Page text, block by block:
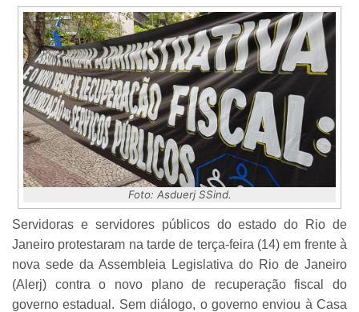
Foto: Asduerj SSind.
Servidoras e servidores públicos do estado do Rio de
Janeiro protestaram na tarde de terça-feira (14) em frente à
nova sede da Assembleia Legislativa do Rio de Janeiro
(Alerj) contra o novo plano de recuperação fiscal do
governo estadual. Sem diálogo, o governo enviou à Casa